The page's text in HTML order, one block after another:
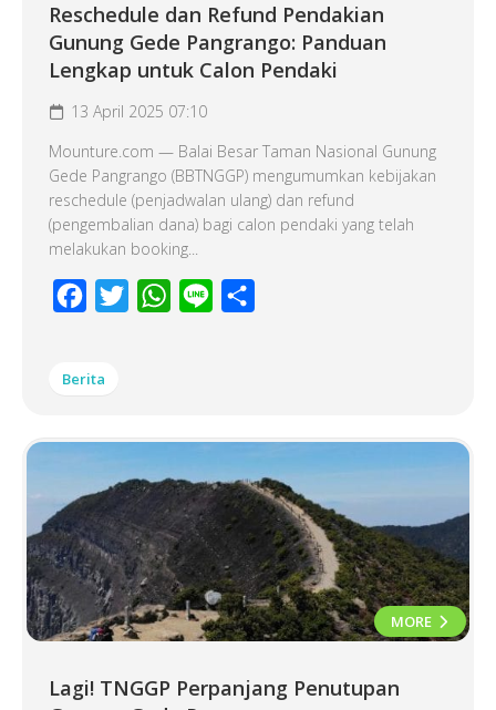
Reschedule dan Refund Pendakian
Gunung Gede Pangrango: Panduan
Lengkap untuk Calon Pendaki
13 April 2025 07:10
Mounture.com — Balai Besar Taman Nasional Gunung
Gede Pangrango (BBTNGGP) mengumumkan kebijakan
reschedule (penjadwalan ulang) dan refund
(pengembalian dana) bagi calon pendaki yang telah
melakukan booking...
Facebook
Twitter WhatsApp
Line
Berita
MORE
Lagi! TNGGP Perpanjang Penutupan